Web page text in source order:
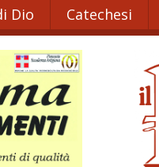
Dio Catechesi